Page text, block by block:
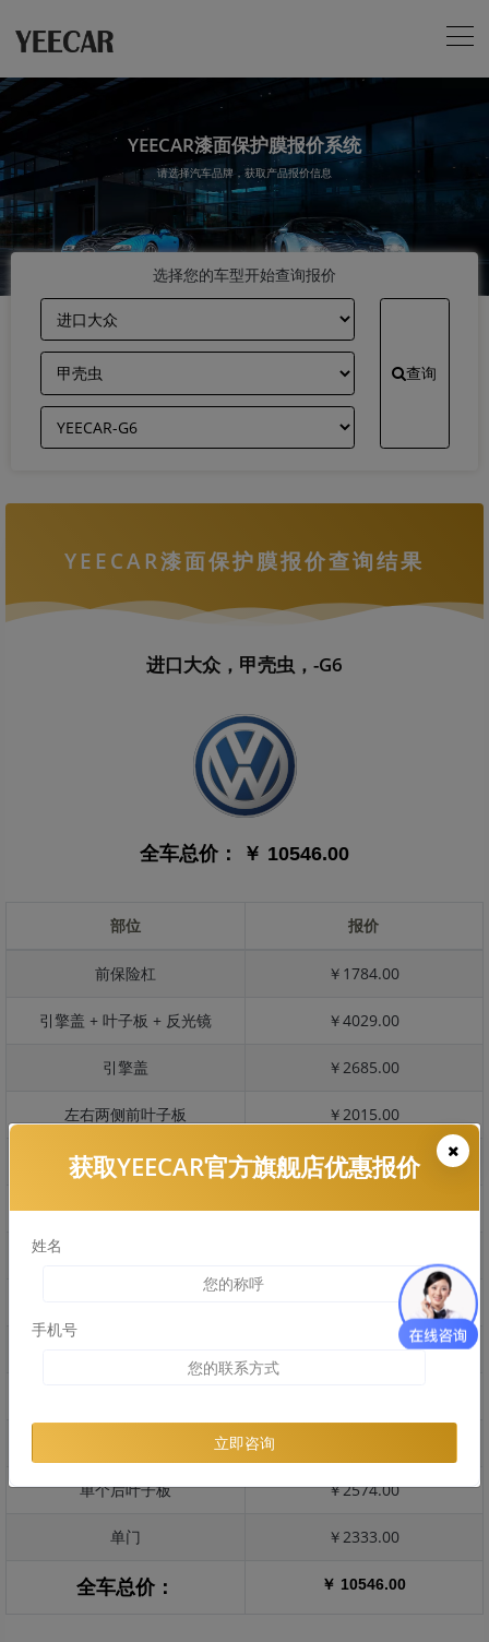
YEECAR漆面保护膜报价系统
请选择汽车品牌，获取产品报价信息
选择您的车型开始查询报价
查询
YEECAR漆面保护膜报价查询结果
进口大众，甲壳虫，-G6
全车总价： ￥ 10546.00
部位 报价
前保险杠 ￥1784.00
引擎盖 + 叶子板 + 反光镜 ￥4029.00
引擎盖 ￥2685.00
左右两侧前叶子板 ￥2015.00
反光镜 ￥403.00
后保险杠 ￥1509.00
￥1589.00
单个后叶子板 ￥2574.00
单门 ￥2333.00
全车总价： ￥ 10546.00
获取YEECAR官方旗舰店优惠报价
姓名
手机号
立即咨询